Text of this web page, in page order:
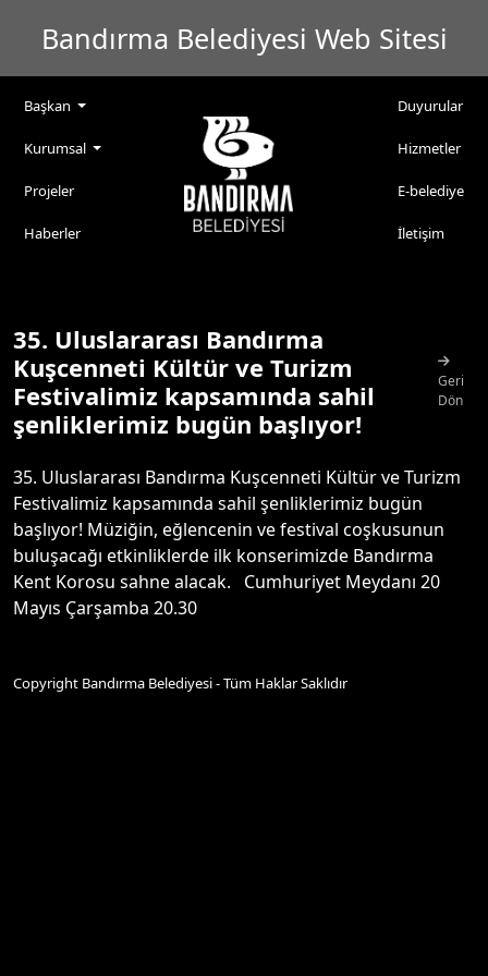
Bandırma Belediyesi Web Sitesi
Başkan
Kurumsal
Projeler
Haberler
Duyurular
Hizmetler
E-belediye
İletişim
35. Uluslararası Bandırma
Kuşcenneti Kültür ve Turizm
Festivalimiz kapsamında sahil
şenliklerimiz bugün başlıyor!
Geri
Dön
35. Uluslararası Bandırma Kuşcenneti Kültür ve Turizm
Festivalimiz kapsamında sahil şenliklerimiz bugün
başlıyor! Müziğin, eğlencenin ve festival coşkusunun
buluşacağı etkinliklerde ilk konserimizde Bandırma
Kent Korosu sahne alacak. Cumhuriyet Meydanı 20
Mayıs Çarşamba 20.30
Copyright Bandırma Belediyesi - Tüm Haklar Saklıdır